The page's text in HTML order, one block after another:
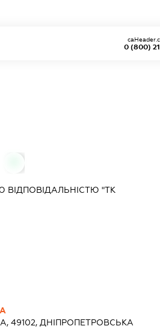
0 (800)
"ТК
49102, ДНІПРОПЕТРОВСЬКА